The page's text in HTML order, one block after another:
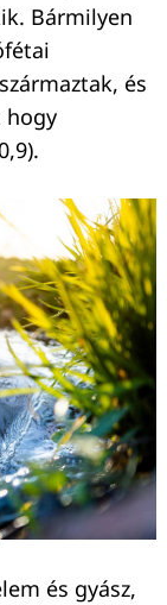
Bármilyen
és
hogy
és gyász,